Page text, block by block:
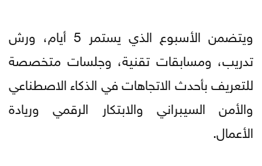
ويتضمن الأسبوع الذي يستمر 5 أيام، ورش
تدريب، ومسابقات تقنية، وجلسات متخصصة
للتعريف بأحدث الاتجاهات في الذكاء الاصطناعي
والأمن السيبراني والابتكار الرقمي وريادة
الأعمال.